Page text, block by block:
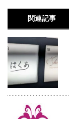
関連記事